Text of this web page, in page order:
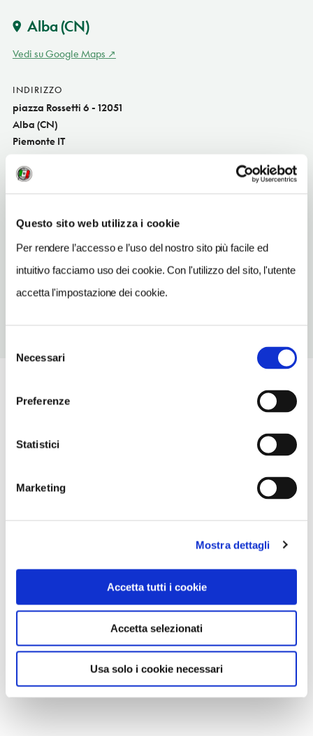
Questo sito web utilizza i cookie
Per rendere l’accesso e l’uso del nostro sito più facile ed
intuitivo facciamo uso dei cookie. Con l'utilizzo del sito, l'utente
accetta l'impostazione dei cookie.
delNecessari
Preferenze
Statistici
Marketing
Mostra dettagli
Accetta tutti i cookie
Accetta selezionati
Usa solo i cookie necessari
Alba (CN)
Vedi su Google Maps
INDIRIZZO
piazza Rossetti 6 - 12051
Alba (CN)
Piemonte IT
SITO WEB
info@golosidisalute.com
0173466677-3299635026